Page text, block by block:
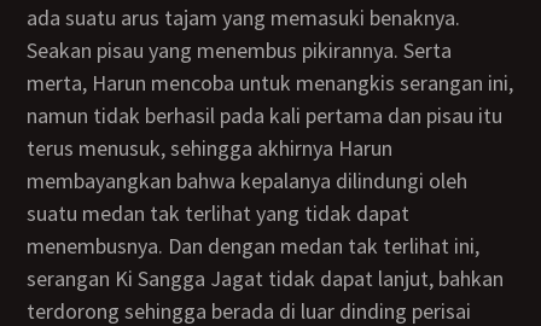
ada suatu arus tajam yang memasuki benaknya.
Seakan pisau yang menembus pikirannya. Serta
merta, Harun mencoba untuk menangkis serangan ini,
namun tidak berhasil pada kali pertama dan pisau itu
terus menusuk, sehingga akhirnya Harun
membayangkan bahwa kepalanya dilindungi oleh
suatu medan tak terlihat yang tidak dapat
menembusnya. Dan dengan medan tak terlihat ini,
serangan Ki Sangga Jagat tidak dapat lanjut, bahkan
terdorong sehingga berada di luar dinding perisai